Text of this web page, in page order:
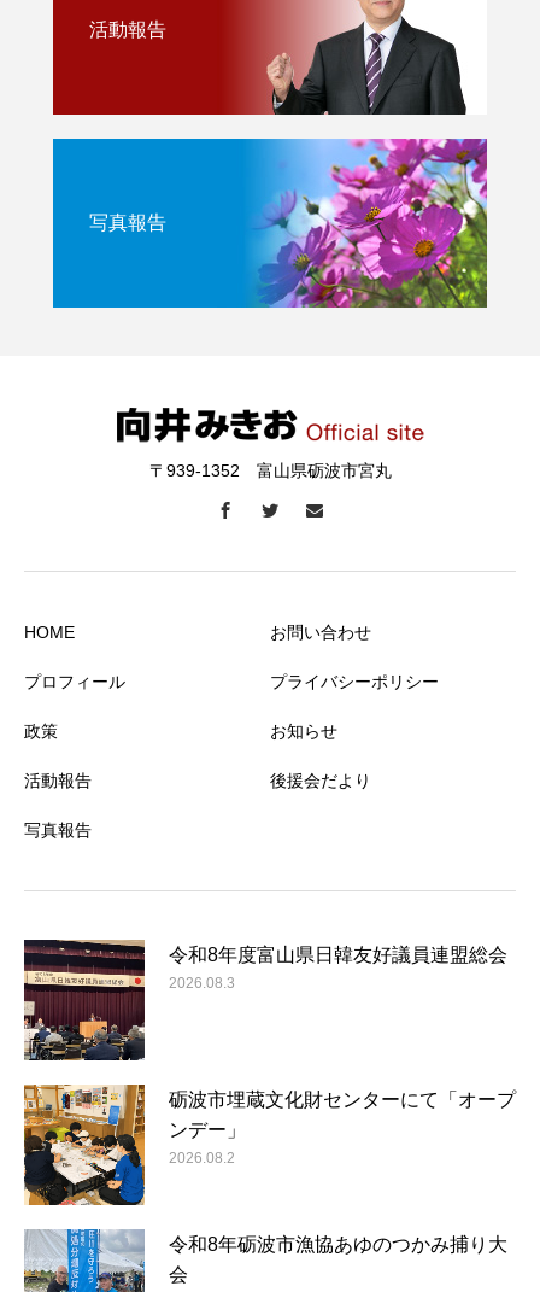
活動報告
写真報告
〒939-1352 富山県砺波市宮丸
HOME
プロフィール
政策
活動報告
写真報告
お問い合わせ
プライバシーポリシー
お知らせ
後援会だより
令和8年度富山県日韓友好議員連盟総会
2026.08.3
砺波市埋蔵文化財センターにて「オープ
ンデー」
2026.08.2
令和8年砺波市漁協あゆのつかみ捕り大
会